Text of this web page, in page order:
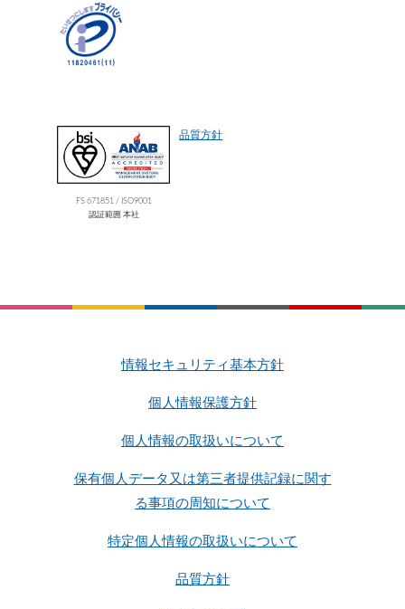
FS 671851 / ISO9001
認証範囲 本社
品質方針
情報セキュリティ基本方針
個人情報保護方針
個人情報の取扱いについて
保有個人データ又は第三者提供記録に関す
る事項の周知について
特定個人情報の取扱いについて
品質方針